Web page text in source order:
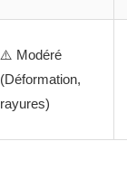
⚠️ Modéré
(Déformation,
rayures)